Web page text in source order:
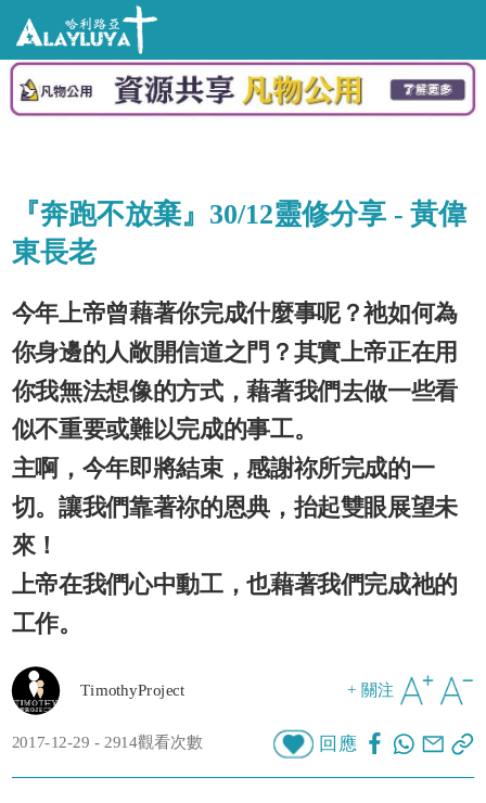
『奔跑不放棄』30/12靈修分享 - 黃偉
東長老
今年上帝曾藉著你完成什麼事呢？祂如何為
你身邊的人敞開信道之門？其實上帝正在用
你我無法想像的方式，藉著我們去做一些看
似不重要或難以完成的事工。
主啊，今年即將結束，感謝祢所完成的一
切。讓我們靠著祢的恩典，抬起雙眼展望未
來！
上帝在我們心中動工，也藉著我們完成祂的
工作。
+ 關注
TimothyProject
2017-12-29 - 2914觀看次數 回應